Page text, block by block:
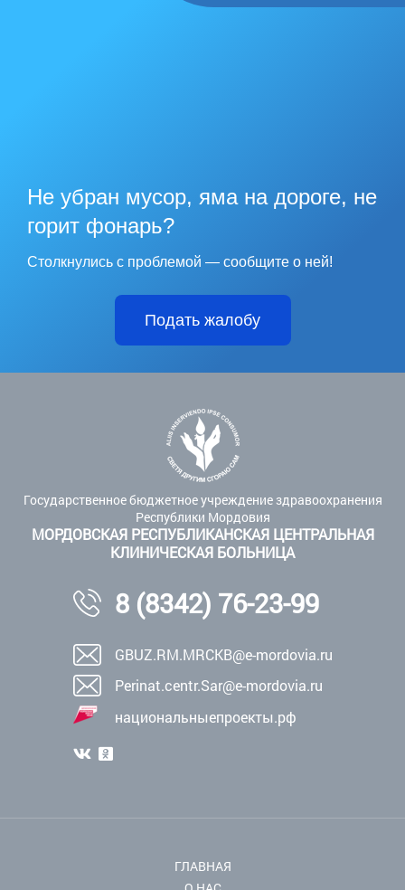
Не убран мусор, яма на дороге, не
горит фонарь?
Столкнулись с проблемой — сообщите о ней!
Подать жалобу
Государственное бюджетное учреждение здравоохранения
Республики Мордовия
МОРДОВСКАЯ РЕСПУБЛИКАНСКАЯ ЦЕНТРАЛЬНАЯ
КЛИНИЧЕСКАЯ БОЛЬНИЦА
8 (8342) 76-23-99
GBUZ.RM.MRCKB@e-mordovia.ru
Perinat.centr.Sar@e-mordovia.ru
национальныепроекты.рф
ГЛАВНАЯ